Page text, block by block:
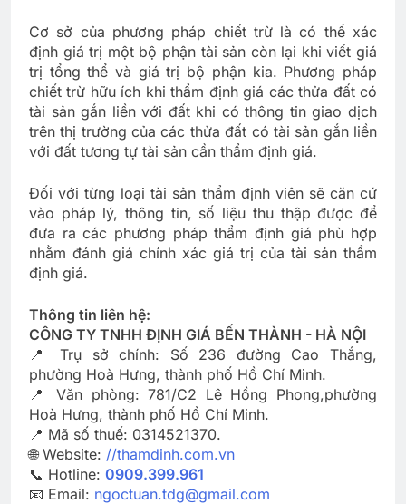
Cơ sở của phương pháp chiết trừ là có thể xác
định giá trị một bộ phận tài sản còn lại khi viết giá
trị tổng thể và giá trị bộ phận kia. Phương pháp
chiết trừ hữu ích khi thẩm định giá các thửa đất có
tài sản gắn liền với đất khi có thông tin giao dịch
trên thị trường của các thửa đất có tài sản gắn liền
với đất tương tự tài sản cần thẩm định giá.
Đối với từng loại tài sản thẩm định viên sẽ căn cứ
vào pháp lý, thông tin, số liệu thu thập được để
đưa ra các phương pháp thẩm định giá phù hợp
nhằm đánh giá chính xác giá trị của tài sản thẩm
định giá.
Thông tin liên hệ:
CÔNG TY TNHH ĐỊNH GIÁ BẾN THÀNH - HÀ NỘI
📍 Trụ sở chính: Số 236 đường Cao Thắng,
phường Hoà Hưng, thành phố Hồ Chí Minh.
📍 Văn phòng: 781/C2 Lê Hồng Phong,phường
Hoà Hưng, thành phố Hồ Chí Minh.
📍 Mã số thuế: 0314521370.
🌐 Website: //thamdinh.com.vn
📞 Hotline: 0909.399.961
📧 Email: ngoctuan.tdg@gmail.com